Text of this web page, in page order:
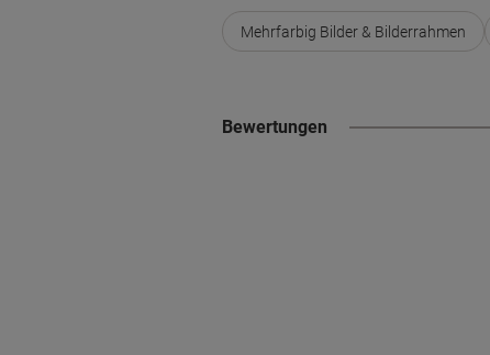
Mehrfarbig Bilder & Bilderrahmen
Bewertungen